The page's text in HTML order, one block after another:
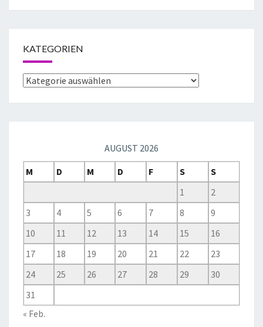
KATEGORIEN
AUGUST 2026
M
D M D F S
S
1
2
3
4 5 6 7 8
9
10
11 12 13 14 15
16
17
18 19 20 21 22
23
24
25 26 27 28 29
30
31
« Feb.